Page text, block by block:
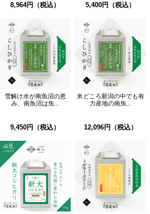
8,964円（税込） 5,400円（税込）
雪解け水が南魚沼の恵
み、南魚沼は魚...
9,450円（税込）
米どころ新潟の中でも有
力産地の南魚...
12,096円（税込）